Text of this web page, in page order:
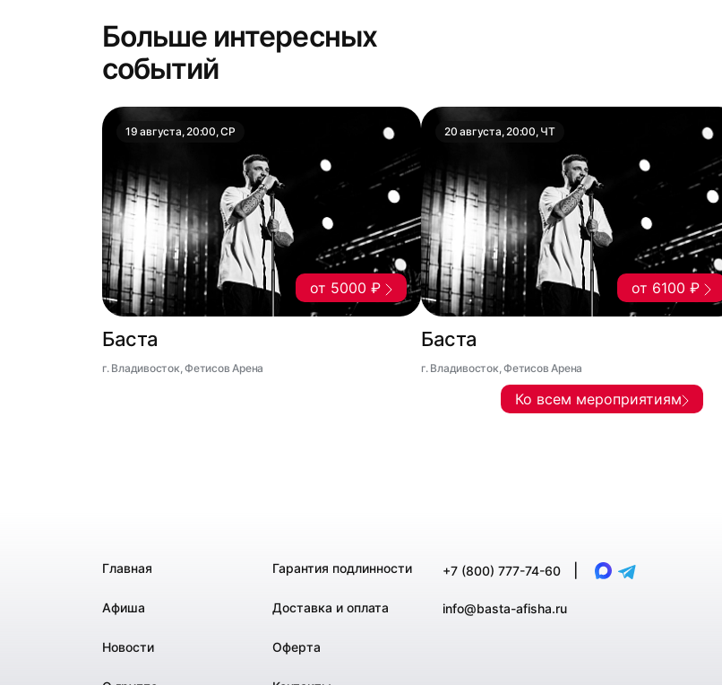
Больше интересных
событий
19 августа, 20:00, СР
от 5000 ₽
Баста
г. Владивосток, Фетисов Арена
20 августа, 20:00, ЧТ
от 6100 ₽
Баста
г. Владивосток, Фетисов Арена
Ко всем мероприятиям
Главная
Афиша
Новости
Гарантия подлинности
Доставка и оплата
Оферта
+7 (800) 777-74-60
info@basta-afisha.ru